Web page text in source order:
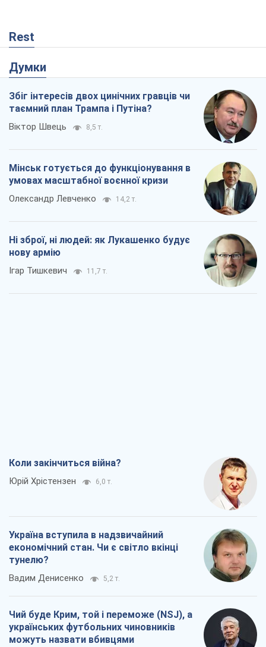
Rest
Думки
Збіг інтересів двох цинічних гравців чи
таємний план Трампа і Путіна?
Віктор Швець 8,5 т.
Мінськ готується до функціонування в
умовах масштабної воєнної кризи
Олександр Левченко 14,2 т.
Ні зброї, ні людей: як Лукашенко будує
нову армію
Ігар Тишкевич 11,7 т.
Коли закінчиться війна?
Юрій Хрістензен 6,0 т.
Україна вступила в надзвичайний
економічний стан. Чи є світло вкінці
тунелю?
Вадим Денисенко 5,2 т.
Чий буде Крим, той і переможе (NSJ), а
українських футбольних чиновників
можуть назвати вбивцями